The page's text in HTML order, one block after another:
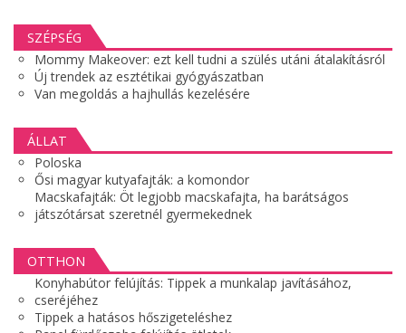
SZÉPSÉG
Mommy Makeover: ezt kell tudni a szülés utáni átalakításról
Új trendek az esztétikai gyógyászatban
Van megoldás a hajhullás kezelésére
ÁLLAT
Poloska
Ősi magyar kutyafajták: a komondor
Macskafajták: Öt legjobb macskafajta, ha barátságos
játszótársat szeretnél gyermekednek
OTTHON
Konyhabútor felújítás: Tippek a munkalap javításához,
cseréjéhez
Tippek a hatásos hőszigeteléshez